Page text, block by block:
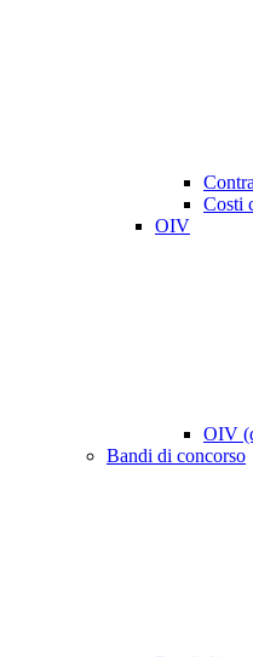
Costi
OIV
OIV
Bandi di concorso